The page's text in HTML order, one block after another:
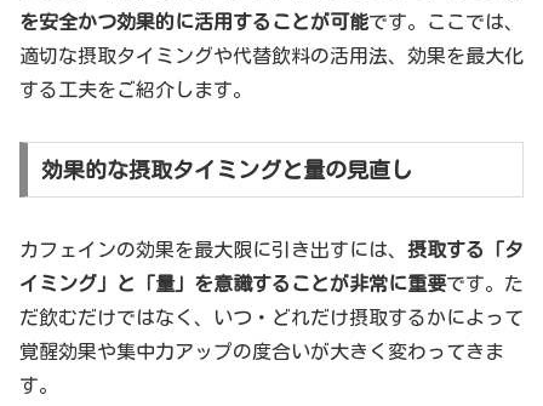
を安全かつ効果的に活用することが可能です。ここでは、
適切な摂取タイミングや代替飲料の活用法、効果を最大化
する工夫をご紹介します。
効果的な摂取タイミングと量の見直し
カフェインの効果を最大限に引き出すには、 摂取する「タ
イミング」と「量」を意識することが非常に重要です。た
だ飲むだけではなく、いつ・どれだけ摂取するかによって
覚醒効果や集中力アップの度合いが大きく変わってきま
す。